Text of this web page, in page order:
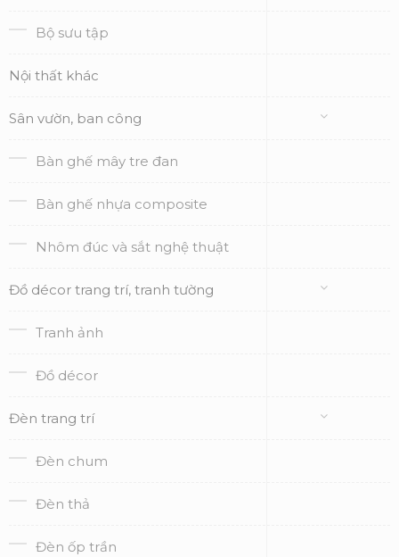
Bộ sưu tập
Nội thất khác
Sân vườn, ban công
Bàn ghế mây tre đan
Bàn ghế nhựa composite
Nhôm đúc và sắt nghệ thuật
Đồ décor trang trí, tranh tường
Tranh ảnh
Đồ décor
Đèn trang trí
Đèn chum
Đèn thả
Đèn ốp trần